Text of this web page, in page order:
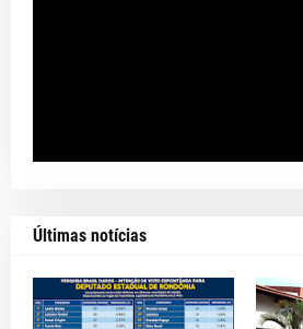
Últimas notícias